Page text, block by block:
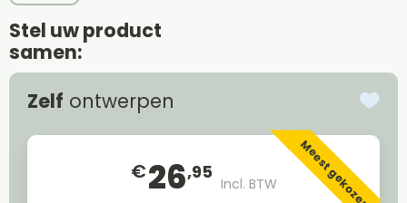
Stel uw product
samen:
Zelf ontwerpen
€26,95
Incl. BTW Meest gekozen